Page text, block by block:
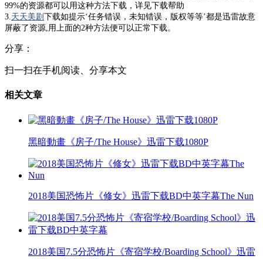
99%的资源都可以用这种方法下载，详见下载帮助
3.天天美剧 下载如提示‘任务错误，未知错误，版权等等’都是迅雷故意
屏蔽了资源,用上面的2种方法便可以正常下载。
分享：
扫一扫在手机阅读、分享本文
相关文章
黑暗動畫《房子/The House》迅雷下载1080P
2018美国恐怖片《修女》迅雷下载BD中英字幕The Nun
2018美国7.5分恐怖片《寄宿学校/Boarding School》迅雷